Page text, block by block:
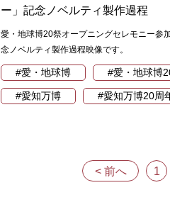
ー」記念ノベルティ製作過程
愛・地球博20祭オープニングセレモニー参
念ノベルティ製作過程映像です。
#愛・地球博 #愛・地球博
#愛知万博 #愛知万博20周
< 前へ 1